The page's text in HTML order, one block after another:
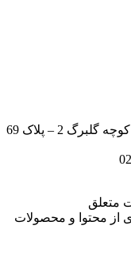
آدرس: کرج – میدان والفجر – خیابان یکتا – کوچه گلبرگ 2 – پلاک 69
و محصولات